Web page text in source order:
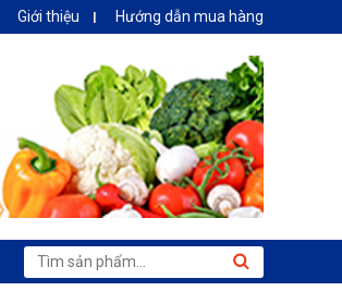
Giới thiệu Hướng dẫn mua hàng